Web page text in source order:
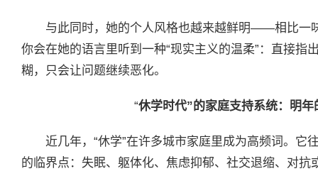
与此同时，她的个人风格也越来越鲜明——相比一
你会在她的语言里听到一种“现实主义的温柔”：直接
糊，只会让问题继续恶化。
“休学时代”的家庭支持系统：明
近几年，“休学”在许多城市家庭里成为高频词。它
的临界点：失眠、躯体化、焦虑抑郁、社交退缩、对